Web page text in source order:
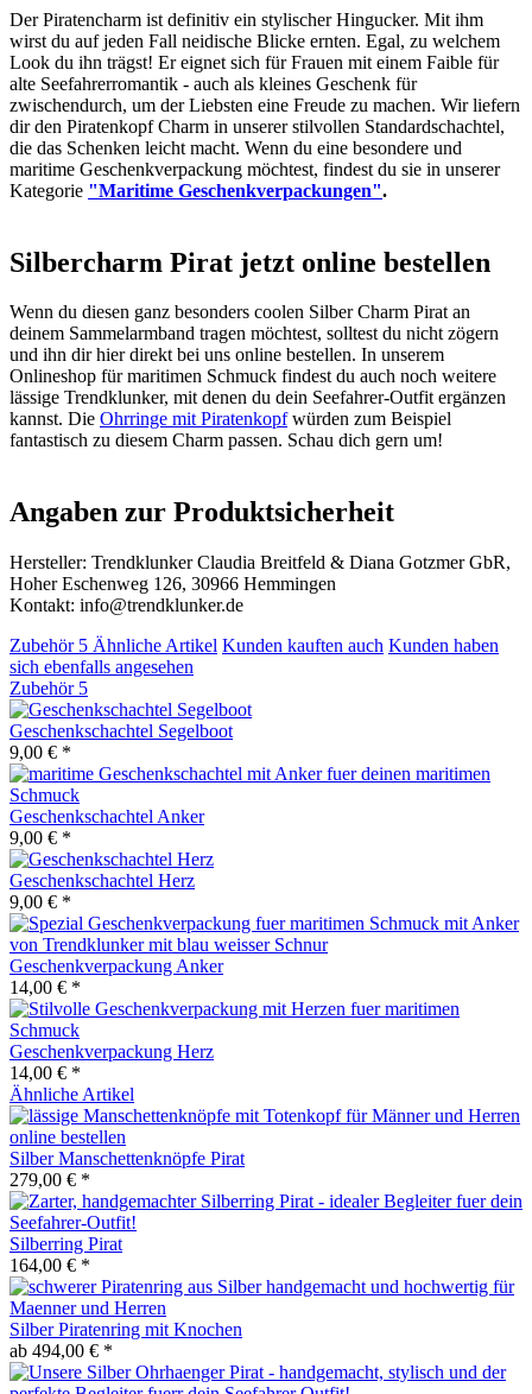
Der Piratencharm ist definitiv ein stylischer Hingucker. Mit ihm
wirst du auf jeden Fall neidische Blicke ernten. Egal, zu welchem
Look du ihn trägst! Er eignet sich für Frauen mit einem Faible für
alte Seefahrerromantik - auch als kleines Geschenk für
zwischendurch, um der Liebsten eine Freude zu machen. Wir liefern
dir den Piratenkopf Charm in unserer stilvollen Standardschachtel,
die das Schenken leicht macht. Wenn du eine besondere und
maritime Geschenkverpackung möchtest, findest du sie in unserer
Kategorie "Maritime Geschenkverpackungen".
Silbercharm Pirat jetzt online bestellen
Wenn du diesen ganz besonders coolen Silber Charm Pirat an
deinem Sammelarmband tragen möchtest, solltest du nicht zögern
und ihn dir hier direkt bei uns online bestellen. In unserem
Onlineshop für maritimen Schmuck findest du auch noch weitere
lässige Trendklunker, mit denen du dein Seefahrer-Outfit ergänzen
kannst. Die Ohrringe mit Piratenkopfwürden zum Beispiel
fantastisch zu diesem Charm passen. Schau dich gern um!
Angaben zur Produktsicherheit
Hersteller: Trendklunker Claudia Breitfeld & Diana Gotzmer GbR,
Hoher Eschenweg 126, 30966 Hemmingen
Kontakt: info@trendklunker.de
Zubehör 5 Ähnliche Artikel Kunden kauften auch Kunden haben
sich ebenfalls angesehen
Zubehör 5
Geschenkschachtel Segelboot
9,00 € *
Geschenkschachtel Anker
9,00 € *
Geschenkschachtel Herz
9,00 € *
Geschenkverpackung Anker
14,00 € *
Geschenkverpackung Herz
14,00 € *
Ähnliche Artikel
Silber Manschettenknöpfe Pirat
279,00 € *
Silberring Pirat
164,00 € *
Silber Piratenring mit Knochen
ab 494,00 € *